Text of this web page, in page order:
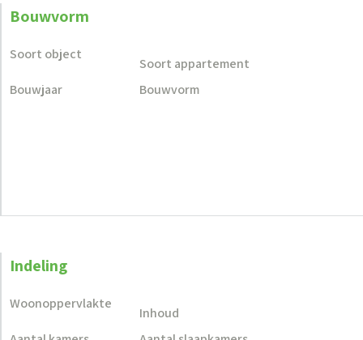
Bouwvorm
Soort object
Soort appartement
Bouwjaar
Bouwvorm
Indeling
Woonoppervlakte
Inhoud